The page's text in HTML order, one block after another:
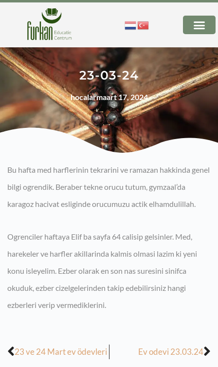
23-03-24
hocalarmaart 17, 2024
Bu hafta med harflerinin tekrarini ve ramazan hakkinda genel
bilgi ogrendik. Beraber tekne orucu tutum, gymzaal’da
karagoz hacivat esliginde orucumuzu actik elhamdulillah.
Ogrenciler haftaya Elif ba sayfa 64 calisip gelsinler. Med,
harekeler ve harfler akillarinda kalmis olmasi lazim ki yeni
konu isleyelim. Ezber olarak en son nas suresini sinifca
okuduk, ezber cizelgelerinden takip edebilirsiniz hangi
ezberleri verip vermediklerini.
23 ve 24 Mart ev ödevleri Ev odevi 23.03.24